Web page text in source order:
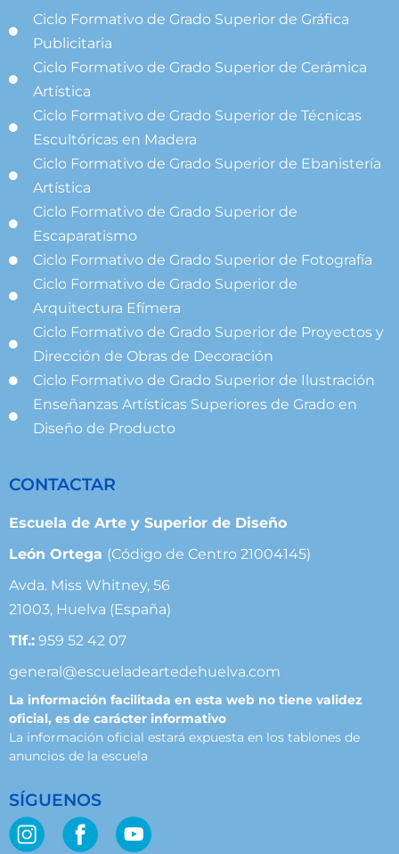
Ciclo Formativo de Grado Superior de Gráfica
Publicitaria
Ciclo Formativo de Grado Superior de Cerámica
Artística
Ciclo Formativo de Grado Superior de Técnicas
Escultóricas en Madera
Ciclo Formativo de Grado Superior de Ebanistería
Artística
Ciclo Formativo de Grado Superior de
Escaparatismo
Ciclo Formativo de Grado Superior de Fotografía
Ciclo Formativo de Grado Superior de
Arquitectura Efímera
Ciclo Formativo de Grado Superior de Proyectos y
Dirección de Obras de Decoración
Ciclo Formativo de Grado Superior de Ilustración
Enseñanzas Artísticas Superiores de Grado en
Diseño de Producto
CONTACTAR
Escuela de Arte y Superior de Diseño
León Ortega (Código de Centro 21004145)
Avda. Miss Whitney, 56
21003, Huelva (España)
Tlf.: 959 52 42 07
general@escueladeartedehuelva.com
La información facilitada en esta web no tiene validez
oficial, es de carácter informativo
La información oficial estará expuesta en los tablones de
anuncios de la escuela
SÍGUENOS